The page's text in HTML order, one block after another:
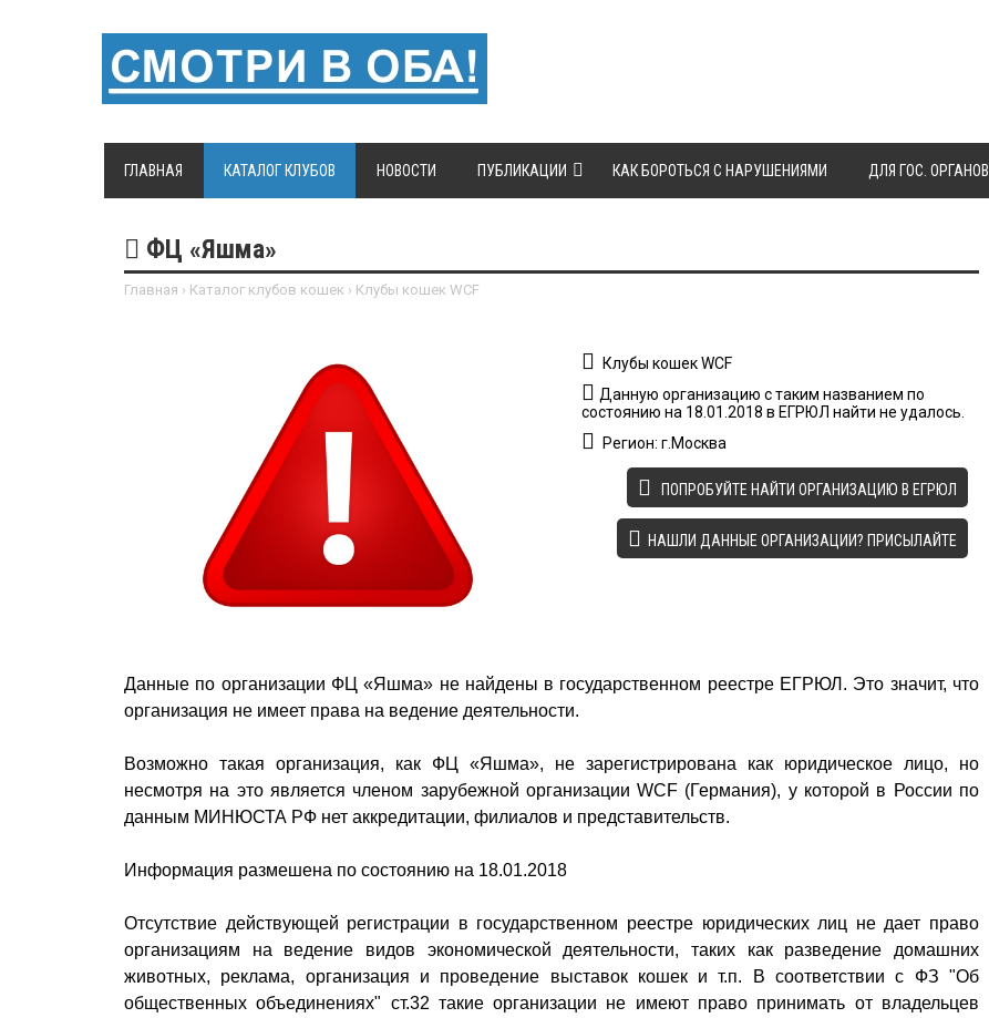
ГЛАВНАЯ КАТАЛОГ КЛУБОВ НОВОСТИ ПУБЛИКАЦИИ КАК БОРОТЬСЯ С НАРУШЕНИЯМИ ДЛЯ ГОС. ОРГАНОВ
ФЦ «Яшма»
Главная › Каталог клубов кошек › Клубы кошек WCF
Клубы кошек WCF
Данную организацию с таким названием по
состоянию на 18.01.2018 в ЕГРЮЛ найти не удалось.
Регион: г.Москва
ПОПРОБУЙТЕ НАЙТИ ОРГАНИЗАЦИЮ В ЕГРЮЛ
НАШЛИ ДАННЫЕ ОРГАНИЗАЦИИ? ПРИСЫЛАЙТЕ
Данные по организации ФЦ «Яшма» не найдены в государственном реестре ЕГРЮЛ. Это значит, что
организация не имеет права на ведение деятельности.
Возможно такая организация, как ФЦ «Яшма», не зарегистрирована как юридическое лицо, но
несмотря на это является членом зарубежной организации WCF (Германия), у которой в России по
данным МИНЮСТА РФ нет аккредитации, филиалов и представительств.
Информация размешена по состоянию на 18.01.2018
Отсутствие действующей регистрации в государственном реестре юридических лиц не дает право
организациям на ведение видов экономической деятельности, таких как разведение домашних
животных, реклама, организация и проведение выставок кошек и т.п. В соответствии с ФЗ "Об
общественных объединениях" ст.32 такие организации не имеют право принимать от владельцев